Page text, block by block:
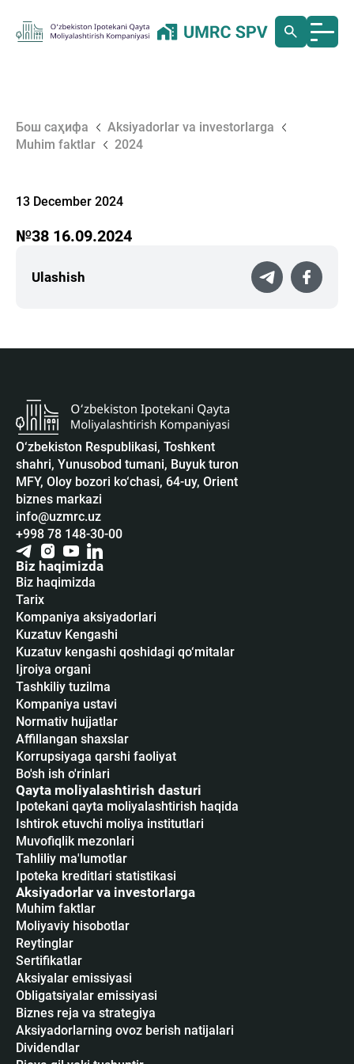
Бош саҳифа
Aksiyadorlar va investorlarga
Muhim faktlar
2024
13 December 2024
№38 16.09.2024
Ulashish
O‘zbekiston Respublikasi, Toshkent
shahri, Yunusobod tumani, Buyuk turon
MFY, Oloy bozori ko‘chasi, 64-uy, Orient
biznes markazi
info@uzmrc.uz
+998 78 148-30-00
Biz haqimizda
Biz haqimizda
Tarix
Kompaniya aksiyadorlari
Kuzatuv Kengashi
Kuzatuv kengashi qoshidagi qo‘mitalar
Ijroiya organi
Tashkiliy tuzilma
Kompaniya ustavi
Normativ hujjatlar
Affillangan shaxslar
Korrupsiyaga qarshi faoliyat
Bo'sh ish o'rinlari
Qayta moliyalashtirish dasturi
Ipotekani qayta moliyalashtirish haqida
Ishtirok etuvchi moliya institutlari
Muvofiqlik mezonlari
Tahliliy ma'lumotlar
Ipoteka kreditlari statistikasi
Aksiyadorlar va investorlarga
Muhim faktlar
Moliyaviy hisobotlar
Reytinglar
Sertifikatlar
Аksiyalar emissiyasi
Obligatsiyalar emissiyasi
Biznes reja va strategiya
Aksiyadorlarning ovoz berish natijalari
Dividendlar